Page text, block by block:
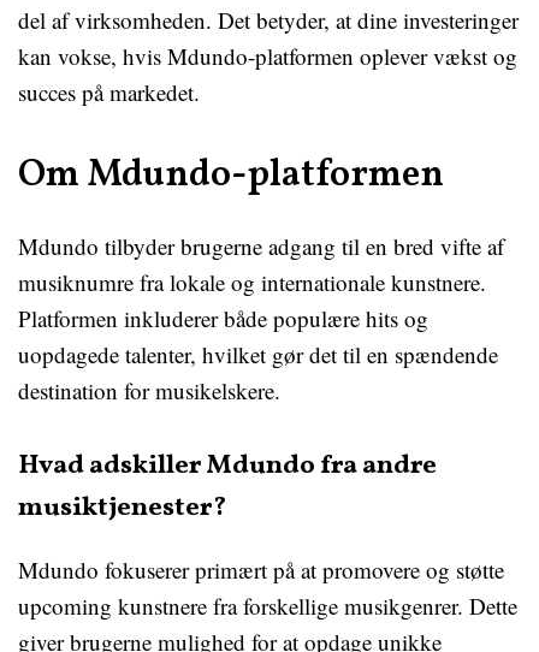
del af virksomheden. Det betyder, at dine investeringer
kan vokse, hvis Mdundo-platformen oplever vækst og
succes på markedet.
Om Mdundo-platformen
Mdundo tilbyder brugerne adgang til en bred vifte af
musiknumre fra lokale og internationale kunstnere.
Platformen inkluderer både populære hits og
uopdagede talenter, hvilket gør det til en spændende
destination for musikelskere.
Hvad adskiller Mdundo fra andre
musiktjenester?
Mdundo fokuserer primært på at promovere og støtte
upcoming kunstnere fra forskellige musikgenrer. Dette
giver brugerne mulighed for at opdage unikke